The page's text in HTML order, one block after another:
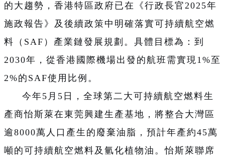
的大趨勢，香港特區政府已在《行政長官2025年
施政報告》及後續政策中明確落實可持續航空燃
料（SAF）產業鏈發展規劃。具體目標為：到
2030年，從香港國際機場出發的航班需實現1%至
2%的SAF使用比例。
今年5月5日，全球第二大可持續航空燃料生
產商怡斯萊在東莞興建生產基地，將整合大灣區
逾8000萬人口產生的廢棄油脂，預計年產約45萬
噸的可持續航空燃料及氫化植物油。怡斯萊聯席